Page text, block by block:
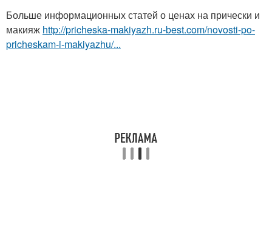
Больше информационных статей о ценах на прически и
макияж http://pricheska-makiyazh.ru-best.com/novosti-po-
pricheskam-i-makiyazhu/...